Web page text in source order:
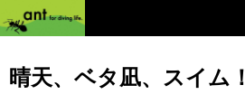
晴天、ベタ凪、スイム！